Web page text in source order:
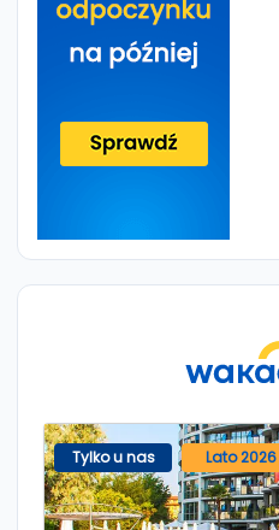
Tylko u nas Lato 2026